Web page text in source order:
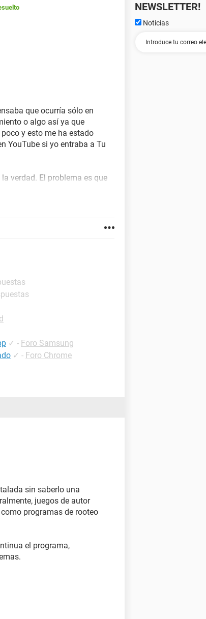
que ocurría sólo en
o algo así ya que
y esto me ha estado
YouTube si yo entraba a Tu
verdad. El problema es que
tengo android 4.1.2,
Y entonces no se.. Debe
Por favor, AYUDA!!
✓ - Foro Samsung
✓ - Foro Chrome
sin saberlo una
juegos de autor
programas de rooteo
el programa,
NEWSLETTER!
Noticias